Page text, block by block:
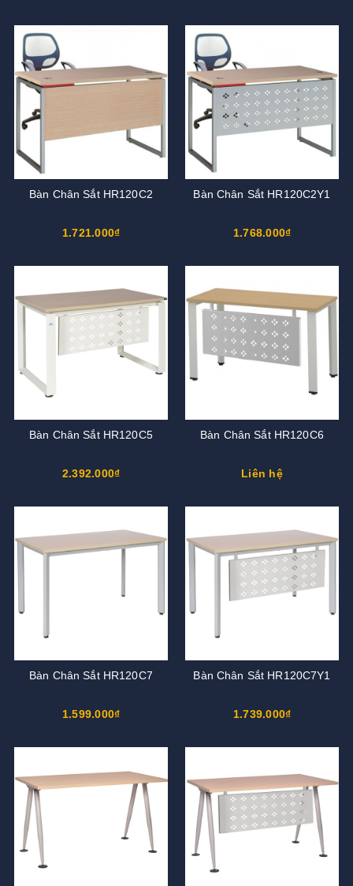
Bàn Chân Sắt HR120C2
1.721.000₫
Bàn Chân Sắt HR120C2Y1
1.768.000₫
Bàn Chân Sắt HR120C5
2.392.000₫
Bàn Chân Sắt HR120C6
Liên hệ
Bàn Chân Sắt HR120C7
1.599.000₫
Bàn Chân Sắt HR120C7Y1
1.739.000₫